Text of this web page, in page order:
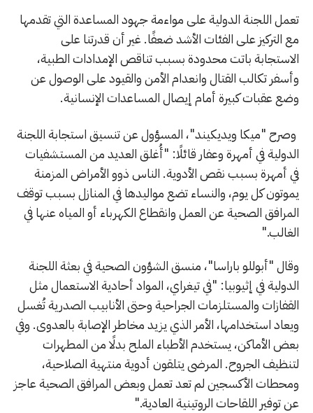
تعمل اللجنة الدولية على مواءمة جهود المساعدة التي تقدمها
مع التركيز على الفئات الأشد ضعفًا. غير أن قدرتنا على
الاستجابة باتت محدودة بسبب تناقص الإمدادات الطبية،
وأسفر تكالب القتال وانعدام الأمن والقيود على الوصول عن
وضع عقبات كبيرة أمام إيصال المساعدات الإنسانية.
وصرح "ميكا ويديكيند"، المسؤول عن تنسيق استجابة اللجنة
الدولية في أمهرة وعفار قائلًا: "أُغلق العديد من المستشفيات
في أمهرة بسبب نقص الأدوية. الناس ذوو الأمراض المزمنة
يموتون كل يوم، والنساء تضع مواليدها في المنازل بسبب توقف
المرافق الصحية عن العمل وانقطاع الكهرباء أو المياه عنها في
الغالب."
وقال "أبوللو باراسا"، منسق الشؤون الصحية في بعثة اللجنة
الدولية في إثيوبيا: "في تيغراي، المواد أحادية الاستعمال مثل
القفازات والمستلزمات الجراحية وحتى الأنابيب الصدرية تُغسل
ويعاد استخدامها، الأمر الذي يزيد مخاطر الإصابة بالعدوى. وفي
بعض الأماكن، يستخدم الأطباء الملح بدلًا من المطهرات
لتنظيف الجروح. المرضى يتلقون أدوية منتهية الصلاحية،
ومحطات الأكسجين لم تعد تعمل وبعض المرافق الصحية عاجز
عن توفير اللقاحات الروتينية العادية."